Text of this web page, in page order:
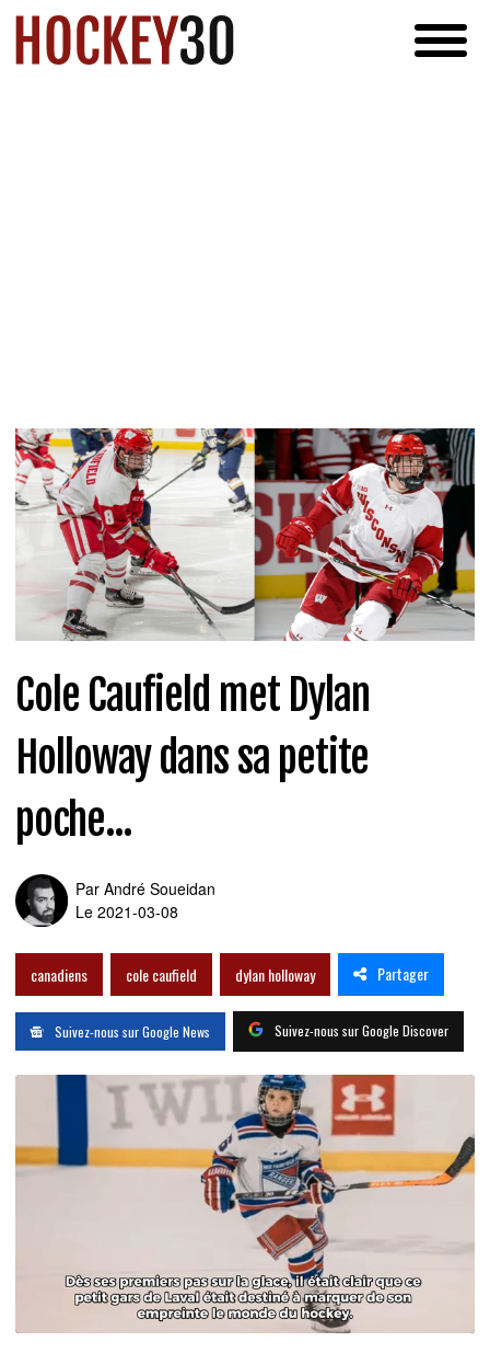
Cole Caufield met Dylan
Holloway dans sa petite
poche...
Par André Soueidan
Le 2021-03-08
canadiens cole caufield dylan holloway Partager
Suivez-nous sur Google News Suivez-nous sur Google Discover